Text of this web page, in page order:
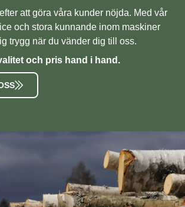
att göra våra kunder nöjda. Med vår
och stora kunnande inom maskiner
trygg när du vänder dig till oss.
och pris hand i hand.